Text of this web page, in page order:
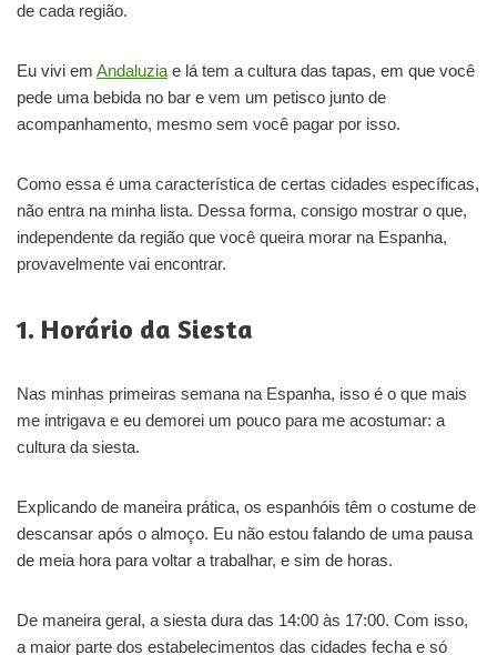
de cada região.
Eu vivi em Andaluzia e lá tem a cultura das tapas, em que você
pede uma bebida no bar e vem um petisco junto de
acompanhamento, mesmo sem você pagar por isso.
Como essa é uma característica de certas cidades específicas,
não entra na minha lista. Dessa forma, consigo mostrar o que,
independente da região que você queira morar na Espanha,
provavelmente vai encontrar.
1. Horário da Siesta
Nas minhas primeiras semana na Espanha, isso é o que mais
me intrigava e eu demorei um pouco para me acostumar: a
cultura da siesta.
Explicando de maneira prática, os espanhóis têm o costume de
descansar após o almoço. Eu não estou falando de uma pausa
de meia hora para voltar a trabalhar, e sim de horas.
De maneira geral, a siesta dura das 14:00 às 17:00. Com isso,
a maior parte dos estabelecimentos das cidades fecha e só